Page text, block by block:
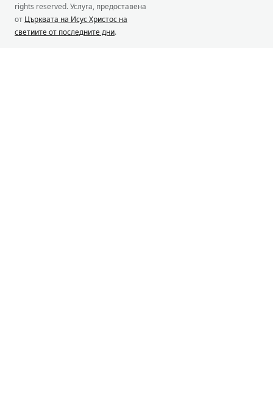
rights reserved. Услуга, предоставена
от Църквата на Исус Христос на
светиите от последните дни.